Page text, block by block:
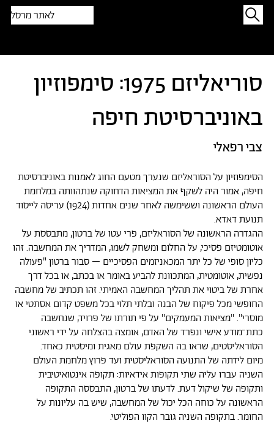
לאתר מרסל
הסימפוזיון על הסוראליזם שנערך מטעם החוג לאמנות באוניברסיטת
חיפה, אמור היה לשקף את המציאות הדחוקה שנתהוותה במלחמת
העולם הראשונה וששימשה לאחר שנים אחדות (1924) עריסה לייסוד
תנועת דאדא.
ההגדרה הראשונה של הסוראליזם, פרי עטו של ברטון, מתבססת על
אוטומטיזם פסיכי, על החלום ומשחק לשמו, המדריך את המחשבה. זהו
כליון סופי של כל יתר המכאניזמים הפסיכיים – סבור ברטון "פעולה
נפשית, אוטומטית, המתכוונת להביע באומר או בכתב, או בכל דרך
אחרת של ביטוי את תהליך המחשבה האמיתי. זהו תכתיב של מחשבה
החופשי מכל פיקוח של הבנה ובלתי תלוי בכל משפט קדום אסתטי או
מוסרי". "מציאות המעמקים" על פי תורתו של פרויד, שנחשבה
כתת־מודע אישי ונפרד של האדם, אומצה בהצלחה על ידי ראשוני
הסוראליסטים, שראו בה השקפת עולם מאגית ומיסטית כאחד.
מיום לידתה של התנועה הסוראליסטית ועד פרוץ מלחמת העולם
השניה עברו עליה שתי תקופות אידאיות: תקופה אינטואיטיבית
ותקופה של שיקול דעת. לדעתו של ברטון, התבססה התקופה
הראשונה על כוחה הכל יכול של המחשבה, שיש בה עליונות על
החומר. בתקופה השניה גובר הקוו הפוליטי.
סוריאליזם 1975: סימפוזיון
באוניברסיטת חיפה
צבי רפאלי